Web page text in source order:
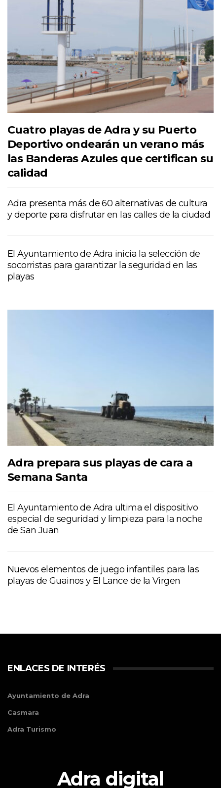
Cuatro playas de Adra y su Puerto
Deportivo ondearán un verano más
las Banderas Azules que certifican su
calidad
Adra presenta más de 60 alternativas de cultura
y deporte para disfrutar en las calles de la ciudad
El Ayuntamiento de Adra inicia la selección de
socorristas para garantizar la seguridad en las
playas
Adra prepara sus playas de cara a
Semana Santa
El Ayuntamiento de Adra ultima el dispositivo
especial de seguridad y limpieza para la noche
de San Juan
Nuevos elementos de juego infantiles para las
playas de Guainos y El Lance de la Virgen
ENLACES DE INTERÉS
Ayuntamiento de Adra
Casmara
Adra Turismo
Adra digital